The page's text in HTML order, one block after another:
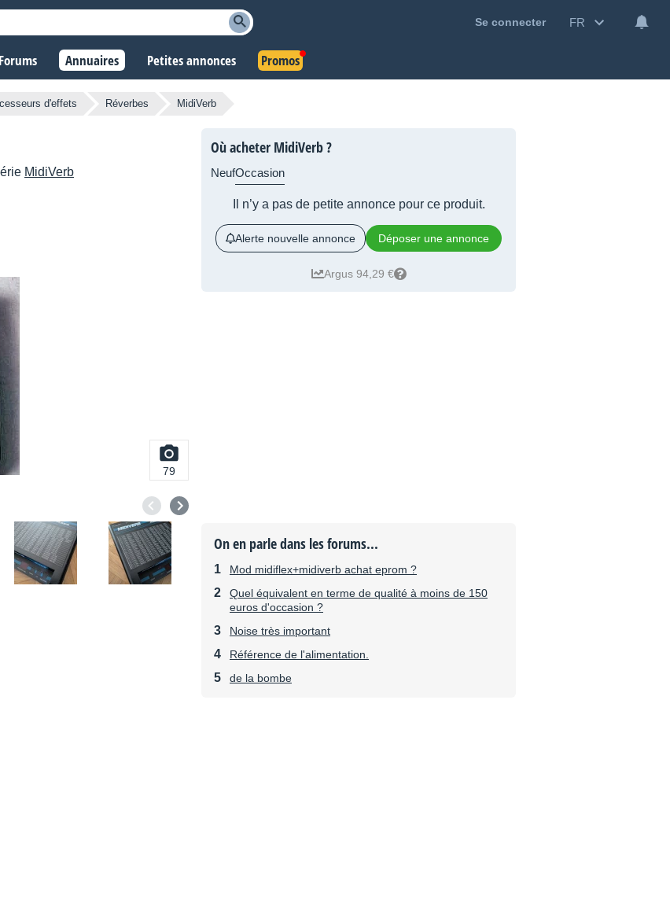
Se connecter FR
Forums Annuaires Petites annonces Promos
d'effets Réverbes MidiVerb
MidiVerb
79
Où acheter MidiVerb ?
NeufOccasion
Il n’y a pas de petite annonce pour ce produit.
Alerte nouvelle annonce Déposer une annonce
Argus 94,29 €
On en parle dans les forums...
Mod midiflex+midiverb achat eprom ?
Quel équivalent en terme de qualité à moins de 150
euros d'occasion ?
Noise très important
Référence de l'alimentation.
de la bombe